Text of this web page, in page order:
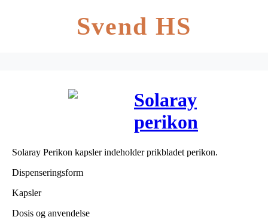
Svend HS
Solaray
perikon
kapsler 100
Solaray Perikon kapsler indeholder prikbladet perikon.
Dispenseringsform
Kapsler
Dosis og anvendelse